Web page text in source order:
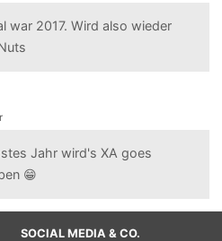
war 2017. Wird also wieder
Jahr wird's XA goes
😁
SOCIAL MEDIA & CO.